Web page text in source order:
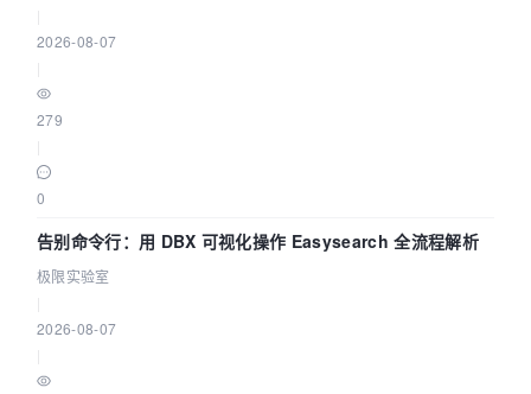
2026-08-07
279
0
告别命令行：用 DBX 可视化操作 Easysearch 全流程解析
极限实验室
2026-08-07